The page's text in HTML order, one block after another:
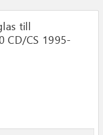
till
CD/CS 1995-